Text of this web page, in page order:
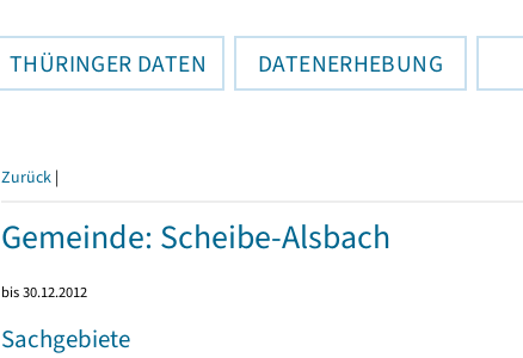
THÜRINGER DATEN DATENERHEBUNG
Zurück |
Gemeinde: Scheibe-Alsbach
bis 30.12.2012
Sachgebiete